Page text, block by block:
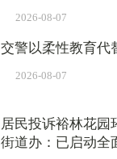
2026-08-07
交警以柔性教育代
2026-08-07
居民投诉裕林花园环
街道办：已启动全